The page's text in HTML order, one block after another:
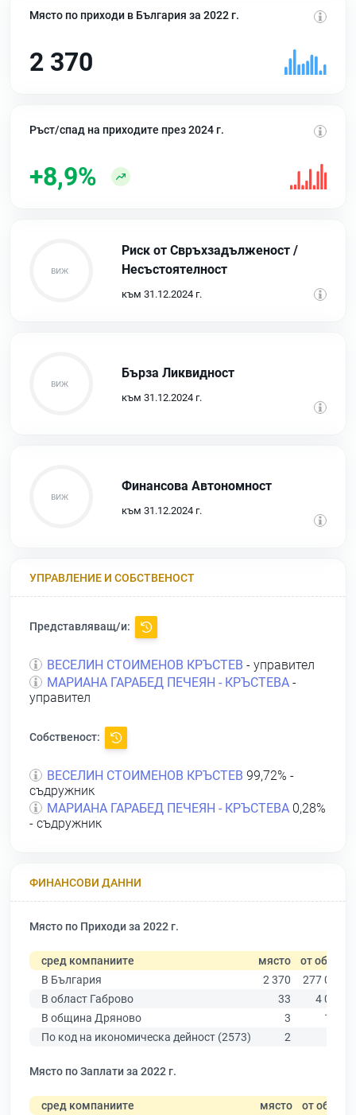
Място по приходи в България за 2022 г.
2 370
Ръст/спад на приходите през 2024 г.
+8,9%
Риск от Свръхзадълженост /
Несъстоятелност
към 31.12.2024 г.
Бърза Ликвидност
към 31.12.2024 г.
Финансова Автономност
към 31.12.2024 г.
УПРАВЛЕНИЕ И СОБСТВЕНОСТ
Представляващ/и:
ВЕСЕЛИН СТОИМЕНОВ КРЪСТЕВ - управител
МАРИАНА ГАРАБЕД ПЕЧЕЯН - КРЪСТЕВА -
управител
Собственост:
ВЕСЕЛИН СТОИМЕНОВ КРЪСТЕВ 99,72% -
съдружник
МАРИАНА ГАРАБЕД ПЕЧЕЯН - КРЪСТЕВА 0,28%
- съдружник
ФИНАНСОВИ ДАННИ
Място по Приходи за 2022 г.
сред компаниите място от общо
В България
2 370
277 019
В област Габрово
33
4 019
В община Дряново
3
187
По код на икономическа дейност (2573)
2
Място по Заплати за 2022 г.
сред компаниите място от общо